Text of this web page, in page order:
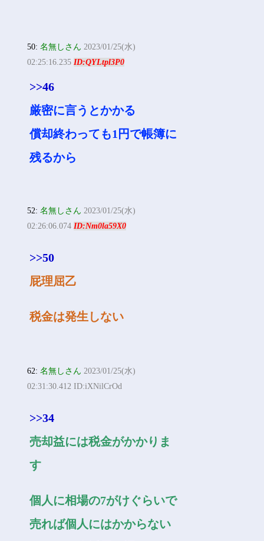
50:名無しさん 2023/01/25(水)
02:25:16.235ID:QYLtpl3P0
>>46
厳密に言うとかかる
償却終わっても1円で帳簿に
残るから
52:名無しさん 2023/01/25(水)
02:26:06.074ID:Nm0la59X0
>>50
屁理屈乙
税金は発生しない
62:名無しさん 2023/01/25(水)
02:31:30.412 ID:iXNilCrOd
>>34
売却益には税金がかかりま
す
個人に相場の7がけぐらいで
売れば個人にはかからない